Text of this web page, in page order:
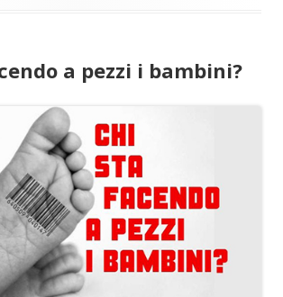
a pezzi i bambini?